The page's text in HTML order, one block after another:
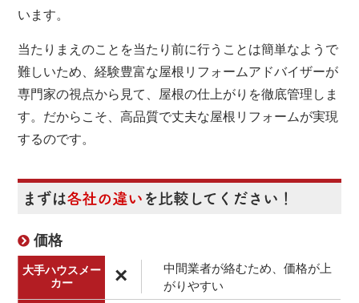
います。
当たりまえのことを当たり前に行うことは簡単なようで
難しいため、経験豊富な屋根リフォームアドバイザーが
専門家の視点から見て、屋根の仕上がりを徹底管理しま
す。だからこそ、高品質で丈夫な屋根リフォームが実現
するのです。
まずは各社の違い を比較してください！
価格
×
中間業者が絡むため、価格が上
がりやすい